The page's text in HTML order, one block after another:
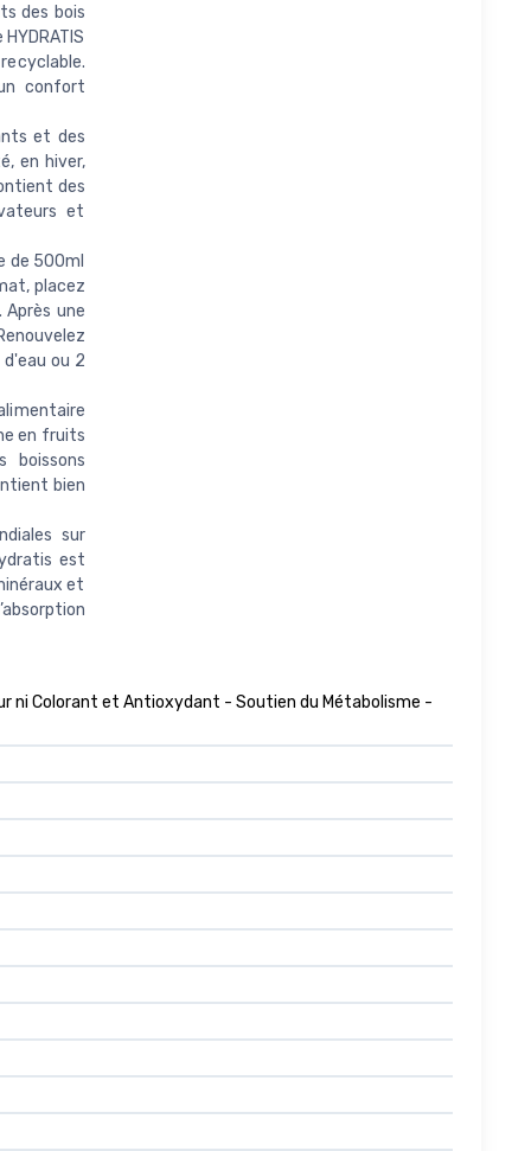
des bois
confort
et des
en hiver,
des
et
de 500ml
placez
une
d'eau ou 2
en fruits
boissons
bien
sur
est
et
ni Colorant et Antioxydant - Soutien du Métabolisme -